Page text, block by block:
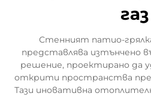
газ
Стенният патио-
представлява изтънчено
решение, проектирано да
открити пространства
Тази иновативна